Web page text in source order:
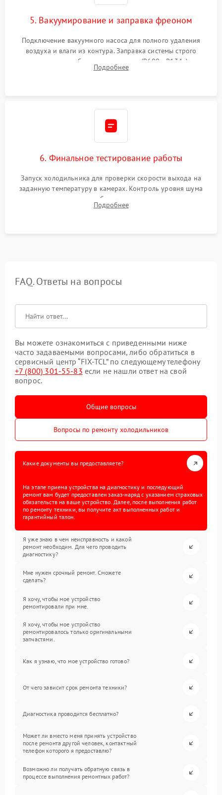
5. Вакуумирование и заправка фреоном
Подключение вакуумного насоса для полного удаления
воздуха и влаги из контура. Заправка системы строго
дозированным объемом хладагента (R600a, R134a) по
электронным весам. Контроль рабочего давления в системе.
Подробнее
6. Финальное тестирование работы
Запуск холодильника для проверки скорости выхода на
заданную температуру в камерах. Контроль уровня шума
компрессора, отсутствия обмерзания стенок и корректного
срабатывания системы автоматической оттайки.
Подробнее
FAQ. Ответы на вопросы
Вы можете ознакомиться с приведенными ниже
часто задаваемыми вопросами, либо обратиться в
сервисный центр “FIX-TCL” по следующему телефону
+7 (800) 301-55-83 если не нашли ответ на свой
вопрос.
Общие вопросы
Вопросы по ремонту холодильников
Какие документы вы предоставляете?
На этапе приема устройства на диагностику и последующий
ремонт вам будет предоставлен заказ-наряд с указанием страховых
обязательств на ваше устройство. Далее, после выполнения работ
по ремонту техники, вы получите акт выполненных работ и
гарантийный талон.
Я уже знаю в чем неисправность и какой
ремонт необходим. Для чего проводить
диагностику?
Мне нужен срочный ремонт. Сможете
сделать?
Я хочу, чтобы мое устройство
ремонтировали при мне.
Я хочу, чтобы мое устройство
ремонтировалось только оригинальными
запчастями.
Как я узнаю, что мое устройство готово?
От чего зависит срок ремонта техники?
Диагностика проводится бесплатно?
Может ли вместо меня принять устройство
после ремонта другой человек, контактный
телефон которого я предоставлю?
Возможно ли получать обратную связь в
процессе выполнения ремонтных работ?